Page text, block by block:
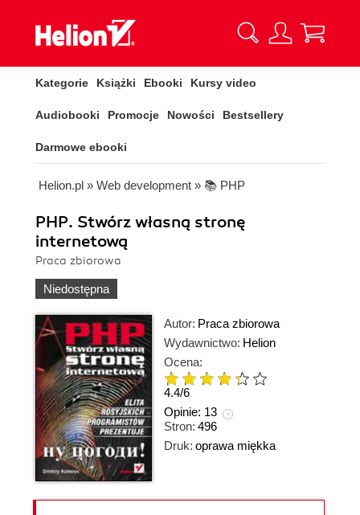
Kategorie Książki Ebooki Kursy video
Audiobooki Promocje Nowości Bestsellery
Darmowe ebooki
Helion.pl » Web development » 📚 PHP
PHP. Stwórz własną stronę
internetową
Praca zbiorowa
Niedostępna
Autor: Praca zbiorowa
Wydawnictwo: Helion
Ocena:
4.4/6
Opinie: 13
Stron: 496
Druk: oprawa miękka